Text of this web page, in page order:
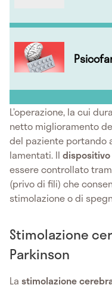
L’operazione, la cui
netto miglioramento
del paziente portando
lamentati. Il dispositivo
essere controllato
(privo di fili) che
stimolazione o di
Stimolazione
Parkinson
La stimolazione